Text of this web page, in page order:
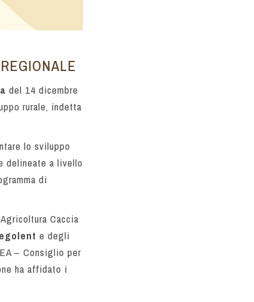
del 14 dicembre
rurale, indetta
lo sviluppo
delineate a livello
di
Caccia
e degli
– Consiglio per
ha affidato i